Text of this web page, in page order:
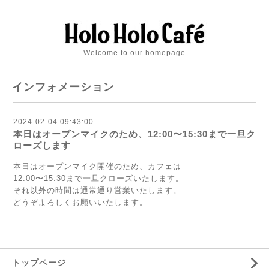
Welcome to our homepage
インフォメーション
2024-02-04 09:43:00
本日はオープンマイクのため、12:00〜15:30まで一旦ク
ローズします
本日はオープンマイク開催のため、カフェは
12:00〜15:30まで一旦クローズいたします。
それ以外の時間は通常通り営業いたします。
どうぞよろしくお願いいたします。
トップページ